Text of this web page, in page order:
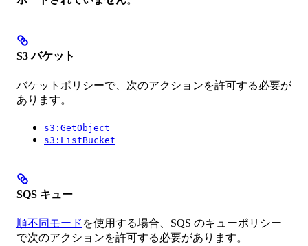
S3 バケット
バケットポリシーで、次のアクションを許可する必要が
あります。
s3:GetObject
s3:ListBucket
SQS キュー
順不同モード を使用する場合、SQS のキューポリシー
で次のアクションを許可する必要があります。